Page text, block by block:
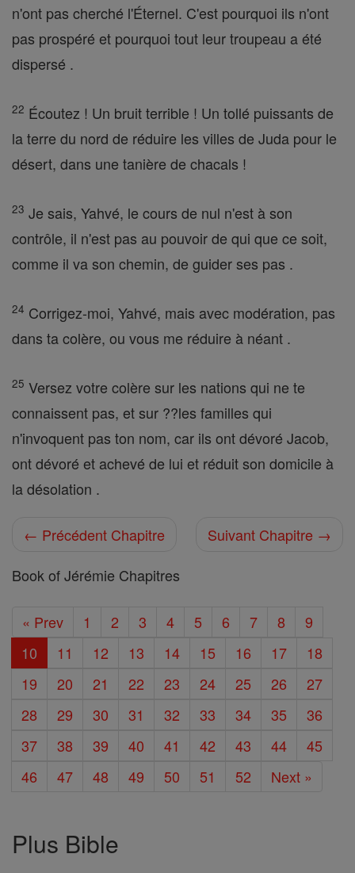
n'ont pas cherché l'Éternel. C'est pourquoi ils n'ont
pas prospéré et pourquoi tout leur troupeau a été
dispersé .
22 Écoutez ! Un bruit terrible ! Un tollé puissants de
la terre du nord de réduire les villes de Juda pour le
désert, dans une tanière de chacals !
23 Je sais, Yahvé, le cours de nul n'est à son
contrôle, il n'est pas au pouvoir de qui que ce soit,
comme il va son chemin, de guider ses pas .
24 Corrigez-moi, Yahvé, mais avec modération, pas
dans ta colère, ou vous me réduire à néant .
25 Versez votre colère sur les nations qui ne te
connaissent pas, et sur ??les familles qui
n'invoquent pas ton nom, car ils ont dévoré Jacob,
ont dévoré et achevé de lui et réduit son domicile à
la désolation .
← Précédent Chapitre
Suivant Chapitre →
Book of Jérémie Chapitres
« Prev 1 2 3 4 5 6 7 8
9
10
11 12 13 14 15 16 17
18
19
20 21 22 23 24 25 26
27
28
29 30 31 32 33 34 35
36
37
38 39 40 41 42 43 44
45
46
47 48 49 50 51 52 Next »
Plus Bible